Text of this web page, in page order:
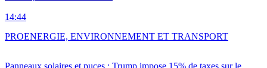
14:44
Panneaux solaires et puces : Trump impose 15% de taxes sur le
PROENERGIE, ENVIRONNEMENT ET TRANSPORT